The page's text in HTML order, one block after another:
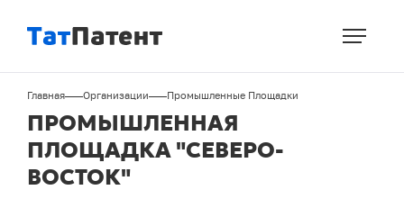
содержанию
Строка
навигации
Главная Организации Промышленные Площадки
ПРОМЫШЛЕННАЯ
ПЛОЩАДКА "СЕВЕРО-
ВОСТОК"